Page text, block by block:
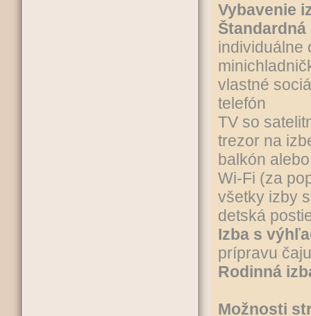
Vybavenie
individuálne
vlastné
telefón
TV so
trezor na
balkón
Wi-Fi (za
všetky izby
detská
Izba s
prípravu
Rodinná
Možnosti